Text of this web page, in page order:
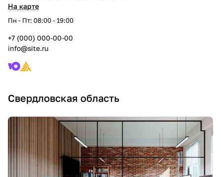
На карте
Пн - Пт: 08:00 - 19:00
+7 (000) 000-00-00
info@site.ru
Свердловская область